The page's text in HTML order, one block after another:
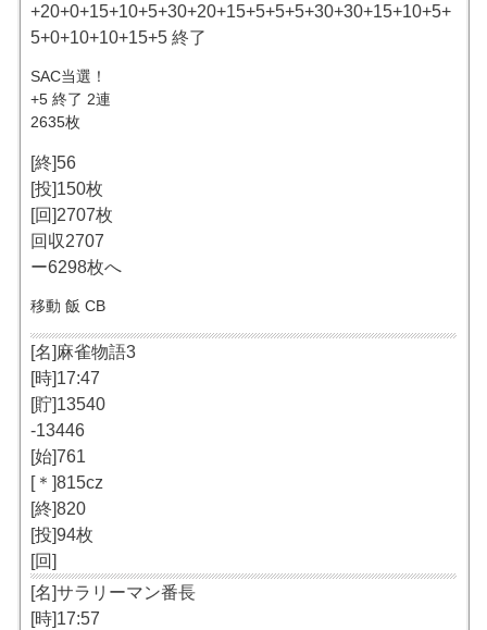
+20+0+15+10+5+30+20+15+5+5+5+30+30+15+10+5+
5+0+10+10+15+5 終了
SAC当選！
+5 終了 2連
2635枚
[終]56
[投]150枚
[回]2707枚
回収2707
ー6298枚へ
移動 飯 CB
[名]麻雀物語3
[時]17:47
[貯]13540
-13446
[始]761
[＊]815cz
[終]820
[投]94枚
[回]
[名]サラリーマン番長
[時]17:57